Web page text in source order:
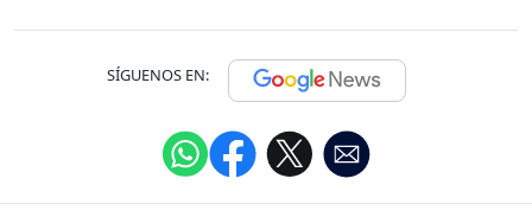
SÍGUENOS EN: